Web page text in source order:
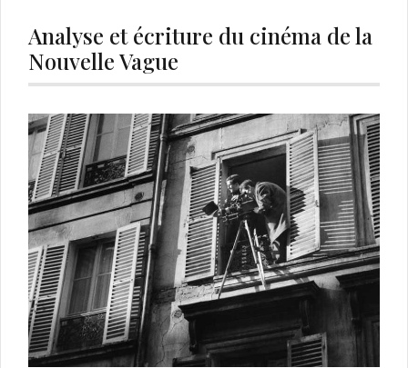
Analyse et écriture du cinéma de la
Nouvelle Vague